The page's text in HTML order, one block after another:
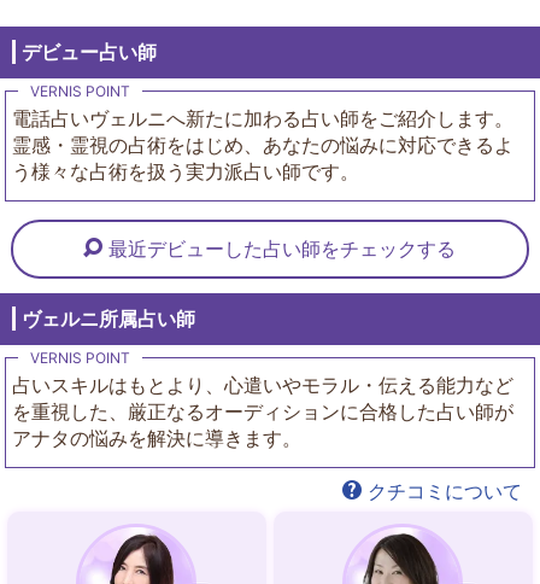
デビュー占い師
電話占いヴェルニへ新たに加わる占い師をご紹介します。
霊感・霊視の占術をはじめ、あなたの悩みに対応できるよ
う様々な占術を扱う実力派占い師です。
最近デビューした占い師をチェックする
ヴェルニ所属占い師
占いスキルはもとより、心遣いやモラル・伝える能力など
を重視した、厳正なるオーディションに合格した占い師が
アナタの悩みを解決に導きます。
クチコミについて